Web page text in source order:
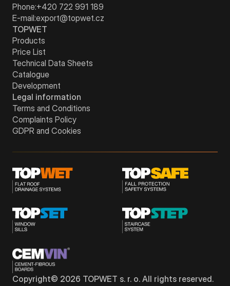
Phone:+420 722 991 189
E-mail:export@topwet.cz
TOPWET
Products
Price List
Technical Data Sheets
Catalogue
Development
Legal information
Terms and Conditions
Complaints Policy
GDPR and Cookies
Copyright© 2026 TOPWET s. r. o. All rights reserved.